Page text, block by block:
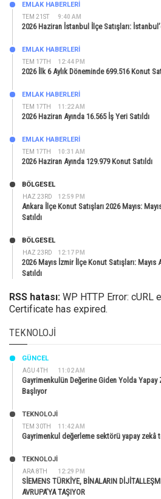
TEM 21ST 9:40 AM
EMLAK HABERLERI
2026 Haziran İstanbul İlçe Satışları:
TEM 17TH 12:44 PM
EMLAK HABERLERI
2026 İlk 6 Aylık Döneminde 699.516 Konut
TEM 17TH 11:22 AM
EMLAK HABERLERI
2026 Haziran Ayında 16.565 İş Yeri Satıldı
TEM 17TH 10:31 AM
EMLAK HABERLERI
2026 Haziran Ayında 129.979 Konut Satıldı
HAZ 23RD 12:59 PM
BÖLGESEL
Ankara İlçe Konut Satışları 2026 Mayıs:
Satıldı
HAZ 23RD 12:17 PM
BÖLGESEL
2026 Mayıs İzmir İlçe Konut Satışları: Mayıs
Satıldı
RSS hatası: WP HTTP Error: cURL
Certificate has expired.
TEKNOLOJI
AĞU 4TH 11:02 AM
GÜNCEL
Gayrimenkulün Değerine Giden Yolda Yapay
Başlıyor
TEM 30TH 11:42 AM
TEKNOLOJİ
Gayrimenkul değerleme sektörü yapay
ARA 8TH 12:29 PM
TEKNOLOJİ
SİEMENS TÜRKİYE, BİNALARIN
AVRUPA’YA TAŞIYOR